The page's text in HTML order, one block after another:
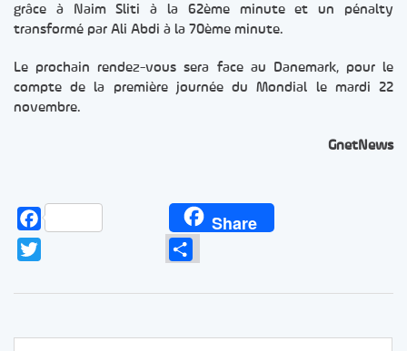
grâce à Naim Sliti à la 62ème minute et un pénalty
transformé par Ali Abdi à la 70ème minute.
Le prochain rendez-vous sera face au Danemark, pour le
compte de la première journée du Mondial le mardi 22
novembre.
GnetNews
Facebook Share